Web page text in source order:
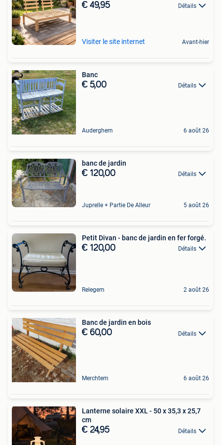
€ 49,95 Détails
Visiter le site internet Avant-hier
Banc
€ 5,00 Détails
Auderghem 6 août 26
banc de jardin
€ 120,00 Détails
Juprelle + Partie De Alleur 5 août 26
Petit Divan - banc de jardin en fer forgé.
€ 120,00 Détails
Relegem 2 août 26
Banc de jardin en bois
€ 60,00 Détails
Merchtem 6 août 26
Lanterne solaire XXL - 50 x 35,3 x 25,7
cm
€ 24,95 Détails